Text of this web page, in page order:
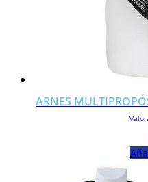
ARNES